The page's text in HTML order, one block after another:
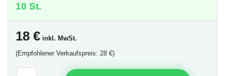
10 St.
18 € inkl. MwSt.
(Empfohlener Verkaufspreis: 28 €)